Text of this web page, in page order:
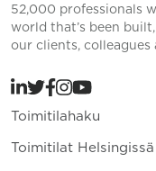
52,000 professionals
world that’s been
our clients, colleagues
Toimitilahaku
Toimitilat Helsingissä